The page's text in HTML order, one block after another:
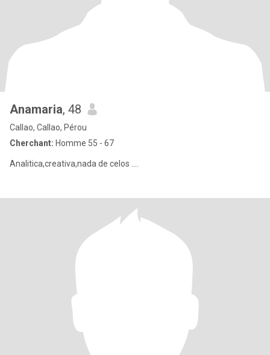
Anamaria, 48
Callao, Callao, Pérou
Cherchant: Homme 55 - 67
Analitica,creativa,nada de celos ....